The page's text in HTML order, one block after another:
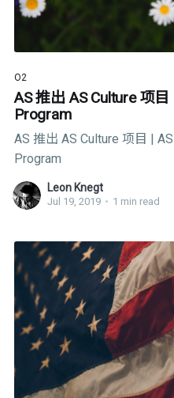
O2
AS 推出 AS Culture 项
Program
AS 推出 AS Culture 项目 |
Program
Leon Knegt
Jul 19, 2019 • 1 min read